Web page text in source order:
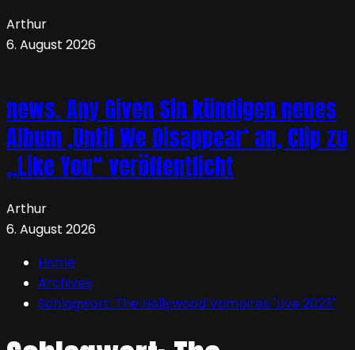
Arthur
6. August 2026
news. Any Given Sin kündigen neues
Album ‚Until We Disappear‘ an, Clip zu
„Like You“ veröffentlicht
Arthur
6. August 2026
Home
Archives
Schlagwort: The Hollywood Vampires "Live 2023"